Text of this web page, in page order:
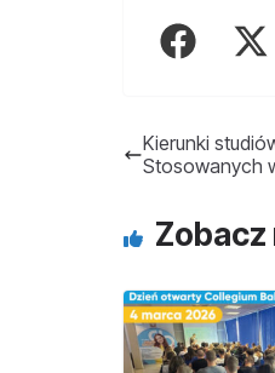
Kierunki
Stosowanych
Zobacz